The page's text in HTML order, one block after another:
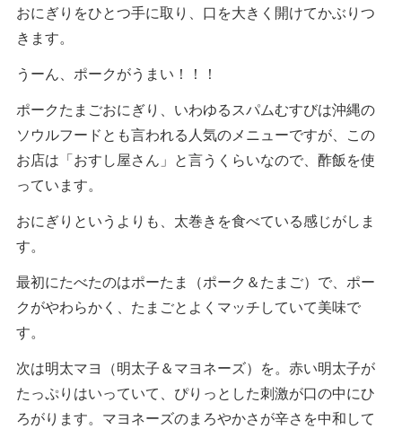
おにぎりをひとつ手に取り、口を大きく開けてかぶりつ
きます。
うーん、ポークがうまい！！！
ポークたまごおにぎり、いわゆるスパムむすびは沖縄の
ソウルフードとも言われる人気のメニューですが、この
お店は「おすし屋さん」と言うくらいなので、酢飯を使
っています。
おにぎりというよりも、太巻きを食べている感じがしま
す。
最初にたべたのはポーたま（ポーク＆たまご）で、ポー
クがやわらかく、たまごとよくマッチしていて美味で
す。
次は明太マヨ（明太子＆マヨネーズ）を。赤い明太子が
たっぷりはいっていて、ぴりっとした刺激が口の中にひ
ろがります。マヨネーズのまろやかさが辛さを中和して